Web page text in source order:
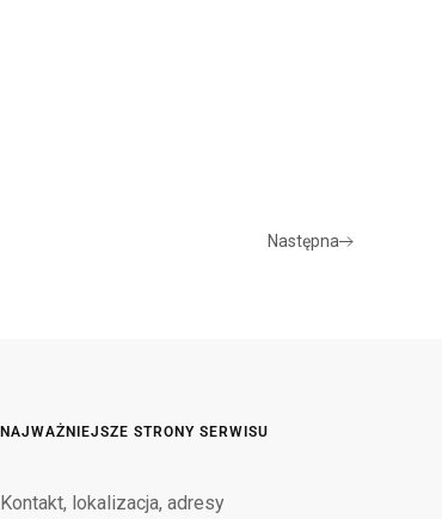
Następna
NAJWAŻNIEJSZE STRONY SERWISU
Kontakt, lokalizacja, adresy